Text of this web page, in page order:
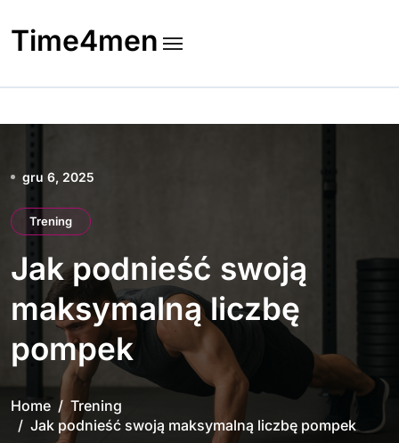
to
content
Time4men
gru 6, 2025
Trening
Jak podnieść swoją
maksymalną liczbę
pompek
Home
Trening
Jak podnieść swoją maksymalną liczbę pompek